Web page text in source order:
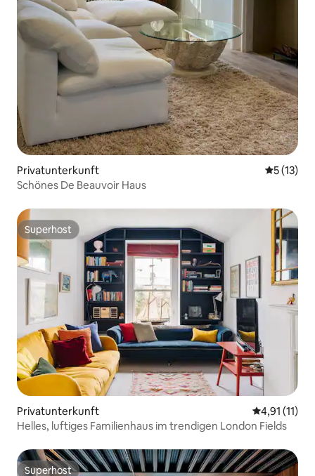
Privatunterkunft
5 (13)
Schönes De Beauvoir Haus
Superhost
Superhost
Privatunterkunft
4,91 (11)
Helles, luftiges Familienhaus im trendigen London Fields
Superhost